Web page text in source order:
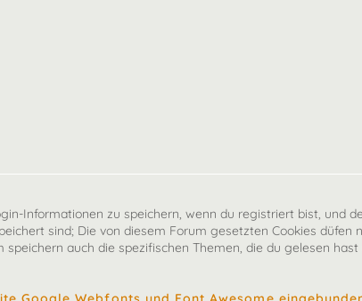
Informationen zu speichern, wenn du registriert bist, und
sind; Die von diesem Forum gesetzten Cookies
speichern auch die spezifischen Themen, die du gelesen